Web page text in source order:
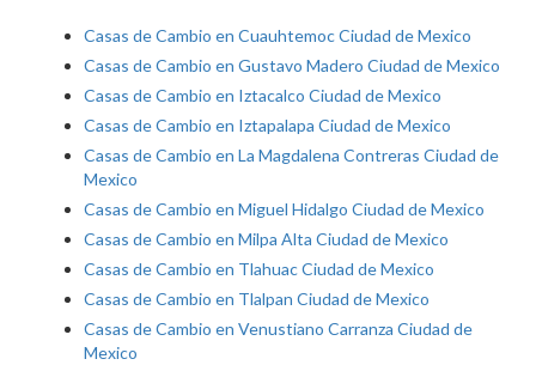
Casas de Cambio en Cuauhtemoc Ciudad de Mexico
Casas de Cambio en Gustavo Madero Ciudad de Mexico
Casas de Cambio en Iztacalco Ciudad de Mexico
Casas de Cambio en Iztapalapa Ciudad de Mexico
Casas de Cambio en La Magdalena Contreras Ciudad de
Mexico
Casas de Cambio en Miguel Hidalgo Ciudad de Mexico
Casas de Cambio en Milpa Alta Ciudad de Mexico
Casas de Cambio en Tlahuac Ciudad de Mexico
Casas de Cambio en Tlalpan Ciudad de Mexico
Casas de Cambio en Venustiano Carranza Ciudad de
Mexico